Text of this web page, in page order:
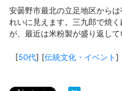
安曇野市最北の立足地区から
れいに見えます。三九郎で焼
が、最近は米粉製が盛り返して
[50代] [伝統文化・イベント]